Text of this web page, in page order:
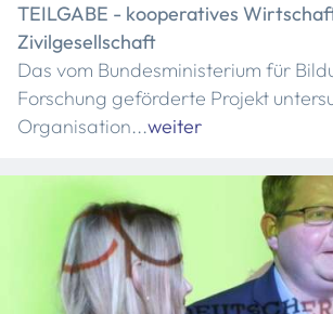
TEILGABE - kooperatives
Zivilgesellschaft
Das vom Bundesministerium für
Forschung geförderte Projekt
Organisation...weiter